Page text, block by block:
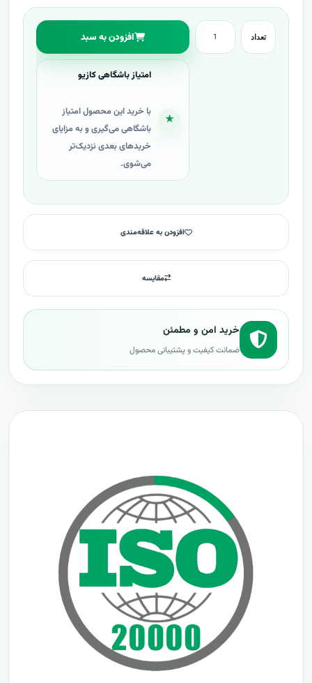
تعداد افزودن به سبد
★
امتیاز باشگاهی کازیو
با خرید این محصول امتیاز
باشگاهی می‌گیری و به مزایای
خریدهای بعدی نزدیک‌تر
می‌شوی.
افزودن به علاقه‌مندی
مقایسه
خرید امن و مطمئن
ضمانت کیفیت و پشتیبانی محصول